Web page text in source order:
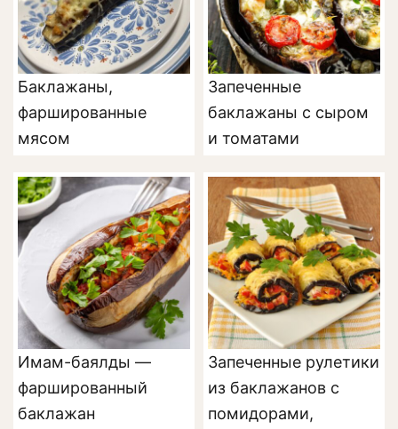
Баклажаны,
фаршированные
мясом
Запеченные
баклажаны с сыром
и томатами
Имам-баялды —
фаршированный
баклажан
Запеченные рулетики
из баклажанов с
помидорами,